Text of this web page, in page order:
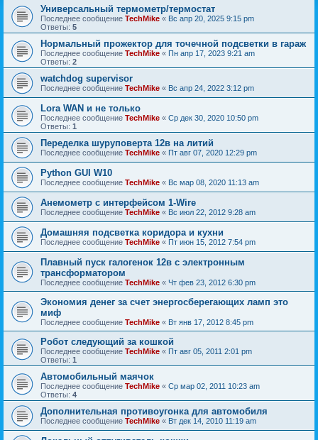
Универсальный термометр/термостат
Последнее сообщение TechMike « Вс апр 20, 2025 9:15 pm
Ответы: 5
Нормальный прожектор для точечной подсветки в гараж
Последнее сообщение TechMike « Пн апр 17, 2023 9:21 am
Ответы: 2
watchdog supervisor
Последнее сообщение TechMike « Вс апр 24, 2022 3:12 pm
Lora WAN и не только
Последнее сообщение TechMike « Ср дек 30, 2020 10:50 pm
Ответы: 1
Переделка шуруповерта 12в на литий
Последнее сообщение TechMike « Пт авг 07, 2020 12:29 pm
Python GUI W10
Последнее сообщение TechMike « Вс мар 08, 2020 11:13 am
Анемометр с интерфейсом 1-Wire
Последнее сообщение TechMike « Вс июл 22, 2012 9:28 am
Домашняя подсветка коридора и кухни
Последнее сообщение TechMike « Пт июн 15, 2012 7:54 pm
Плавный пуск галогенок 12в с электронным
трансформатором
Последнее сообщение TechMike « Чт фев 23, 2012 6:30 pm
Экономия денег за счет энергосберегающих ламп это
миф
Последнее сообщение TechMike « Вт янв 17, 2012 8:45 pm
Робот следующий за кошкой
Последнее сообщение TechMike « Пт авг 05, 2011 2:01 pm
Ответы: 1
Автомобильный маячок
Последнее сообщение TechMike « Ср мар 02, 2011 10:23 am
Ответы: 4
Дополнительная противоугонка для автомобиля
Последнее сообщение TechMike « Вт дек 14, 2010 11:19 am